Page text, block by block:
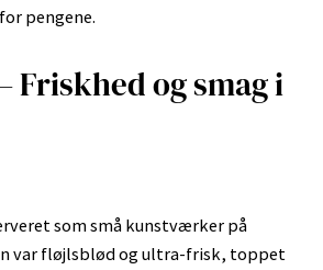
pengene.
Friskhed og smag i
som små kunstværker på
var fløjlsblød og ultra-frisk, toppet